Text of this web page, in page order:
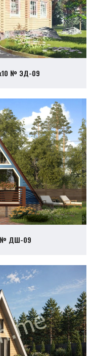
№ ЭД-09
№ ДШ-09